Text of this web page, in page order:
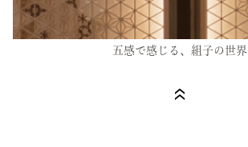
五感で感じる、組子の世界